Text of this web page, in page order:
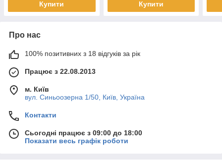
Купити Купити
Про нас
100% позитивних з 18 відгуків за рік
Працює з 22.08.2013
м. Київ
вул. Синьоозерна 1/50, Київ, Україна
Контакти
Сьогодні працює з 09:00 до 18:00
Показати весь графік роботи